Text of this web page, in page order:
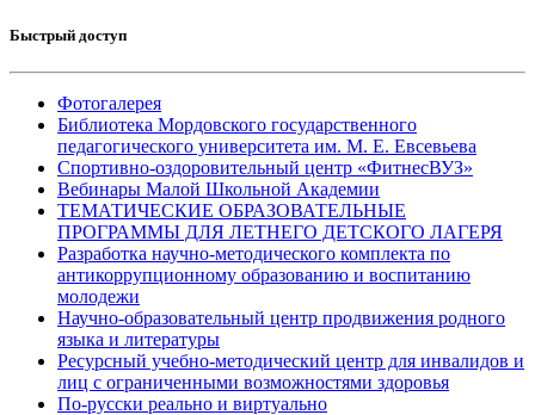
Быстрый доступ
Фотогалерея
Библиотека Мордовского государственного
педагогического университета им. М. Е. Евсевьева
Спортивно-оздоровительный центр «ФитнесВУЗ»
Вебинары Малой Школьной Академии
ТЕМАТИЧЕСКИЕ ОБРАЗОВАТЕЛЬНЫЕ
ПРОГРАММЫ ДЛЯ ЛЕТНЕГО ДЕТСКОГО ЛАГЕРЯ
Разработка научно-методического комплекта по
антикоррупционному образованию и воспитанию
молодежи
Научно-образовательный центр продвижения родного
языка и литературы
Ресурсный учебно-методический центр для инвалидов и
лиц с ограниченными возможностями здоровья
По-русски реально и виртуально